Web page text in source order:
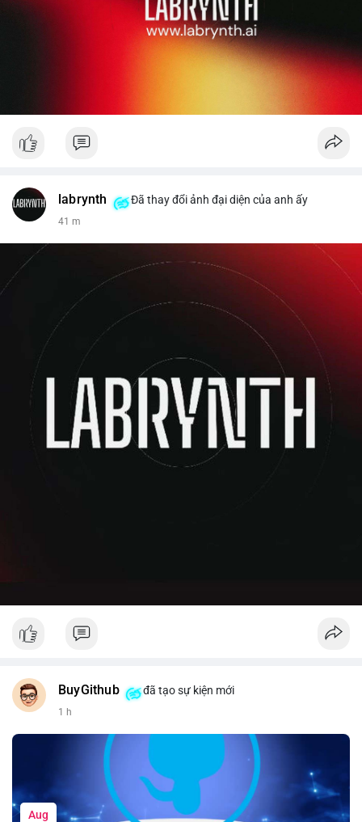
labrynth Đã thay đổi ảnh đại diện của anh ấy
41 m
BuyGithub đã tạo sự kiện mới
1 h
Aug